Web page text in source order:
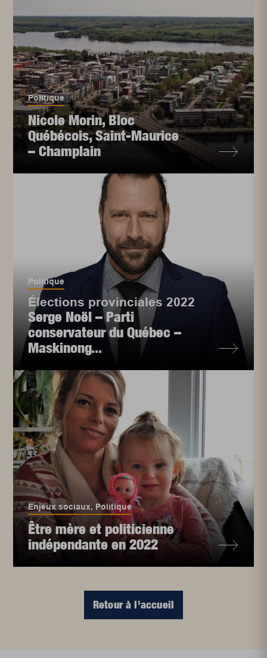
Politique
Nicole Morin, Bloc
Québécois, Saint-Maurice
– Champlain
Politique
Élections provinciales 2022
Serge Noël – Parti
conservateur du Québec –
Maskinong...
Enjeux sociaux, Politique
Être mère et politicienne
indépendante en 2022
Retour à l'accueil